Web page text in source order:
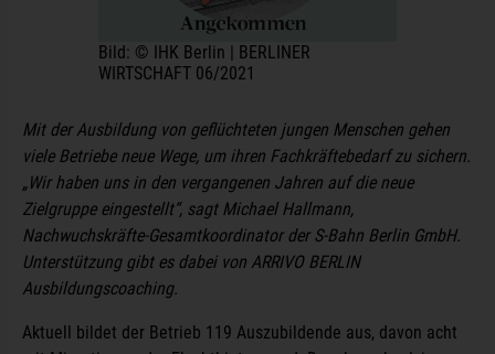
Bild: © IHK Berlin | BERLINER
WIRTSCHAFT 06/2021
Mit der Ausbildung von geflüchteten jungen Menschen gehen
viele Betriebe neue Wege, um ihren Fachkräftebedarf zu sichern.
„Wir haben uns in den vergangenen Jahren auf die neue
Zielgruppe eingestellt“, sagt Michael Hallmann,
Nachwuchskräfte-Gesamtkoordinator der S-Bahn Berlin GmbH.
Unterstützung gibt es dabei von ARRIVO BERLIN
Ausbildungscoaching.
Aktuell bildet der Betrieb 119 Auszubildende aus, davon acht